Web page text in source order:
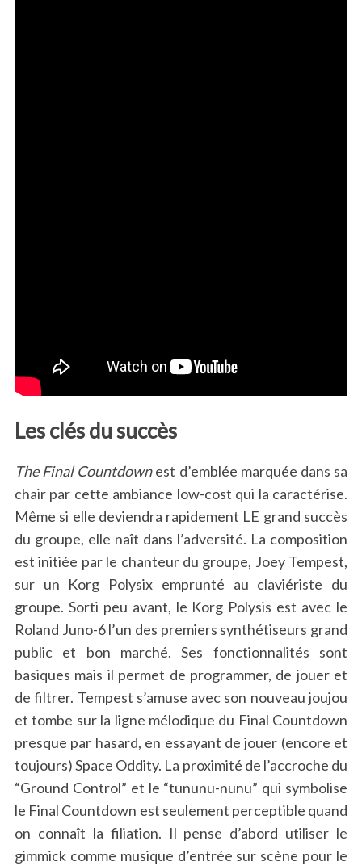
Les clés du succès
The Final Countdownest d’emblée marquée dans sa
chair par cette ambiance low-cost qui la caractérise.
Même si elle deviendra rapidement LE grand succès
du groupe, elle naît dans l’adversité. La composition
est initiée par le chanteur du groupe, Joey Tempest,
sur un Korg Polysix emprunté au claviériste du
groupe. Sorti peu avant, le Korg Polysis est avec le
Roland Juno-6 l’un des premiers synthétiseurs grand
public et bon marché. Ses fonctionnalités sont
basiques mais il permet de programmer, de jouer et
de filtrer. Tempest s’amuse avec son nouveau joujou
et tombe sur la ligne mélodique du Final Countdown
presque par hasard, en essayant de jouer (encore et
toujours) Space Oddity. La proximité de l’accroche du
“Ground Control” et le “tununu-nunu” qui symbolise
le Final Countdown est seulement perceptible quand
on connaît la filiation. Il pense d’abord utiliser le
gimmick comme musique d’entrée sur scène pour le